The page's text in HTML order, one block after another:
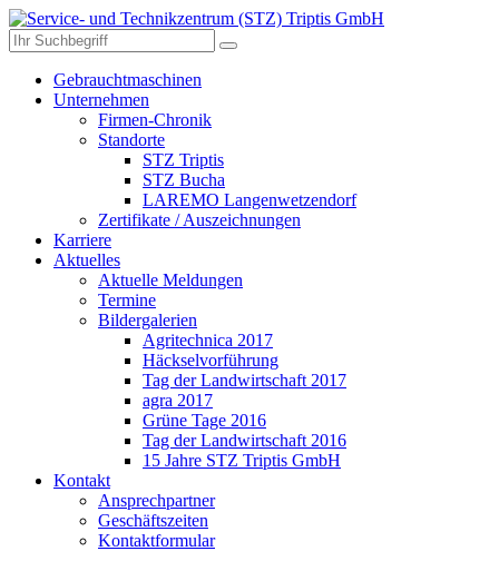
Gebrauchtmaschinen
Unternehmen
Firmen-Chronik
Standorte
STZ Triptis
STZ Bucha
LAREMO Langenwetzendorf
Zertifikate / Auszeichnungen
Karriere
Aktuelles
Aktuelle Meldungen
Termine
Bildergalerien
Agritechnica 2017
Häckselvorführung
Tag der Landwirtschaft 2017
agra 2017
Grüne Tage 2016
Tag der Landwirtschaft 2016
15 Jahre STZ Triptis GmbH
Kontakt
Ansprechpartner
Geschäftszeiten
Kontaktformular